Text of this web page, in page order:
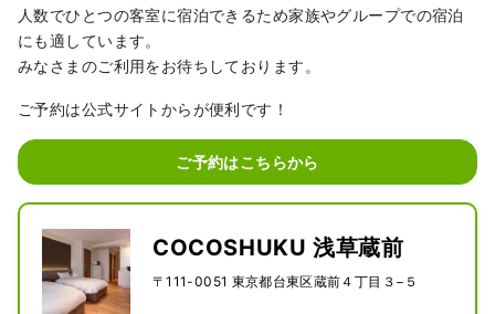
人数でひとつの客室に宿泊できるため家族やグループでの宿泊
にも適しています。
みなさまのご利用をお待ちしております。
ご予約は公式サイトからが便利です！
ご予約はこちらから
COCOSHUKU 浅草蔵前
〒111-0051 東京都台東区蔵前４丁目３−５